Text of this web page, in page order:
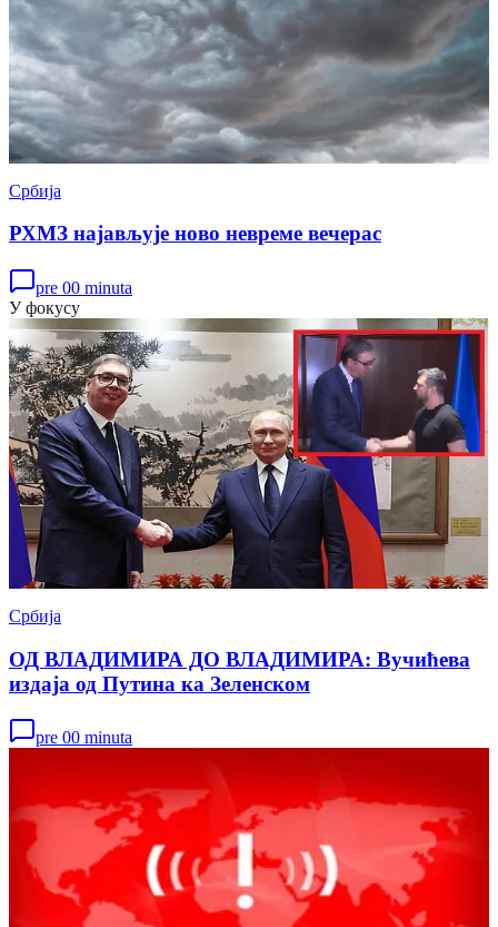
Србија
РХМЗ најављује ново невреме вечерас
pre 00 minuta
У фокусу
Србија
ОД ВЛАДИМИРА ДО ВЛАДИМИРА: Вучићева
издаја од Путина ка Зеленском
pre 00 minuta